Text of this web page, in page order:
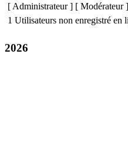
[ Administrateur] [ Modérateur]
1 Utilisateurs non enregistré en
2026